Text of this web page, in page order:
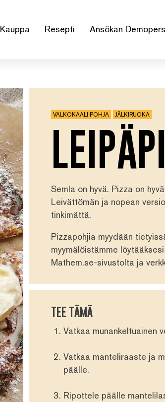
Kauppa Resepti Ansökan
VALKOKAALI POHJA JÄLKIRUOKA
Semla on hyvä. Pizza on
Leivättömän ja nopean
tinkimättä.
Pizzapohjia myydään
myymälöistämme
Mathem.se-sivustolta ja
TEE TÄMÄ
Vatkaa munankeltuainen
Vatkaa manteliraaste ja
päälle.
Ripottele päälle